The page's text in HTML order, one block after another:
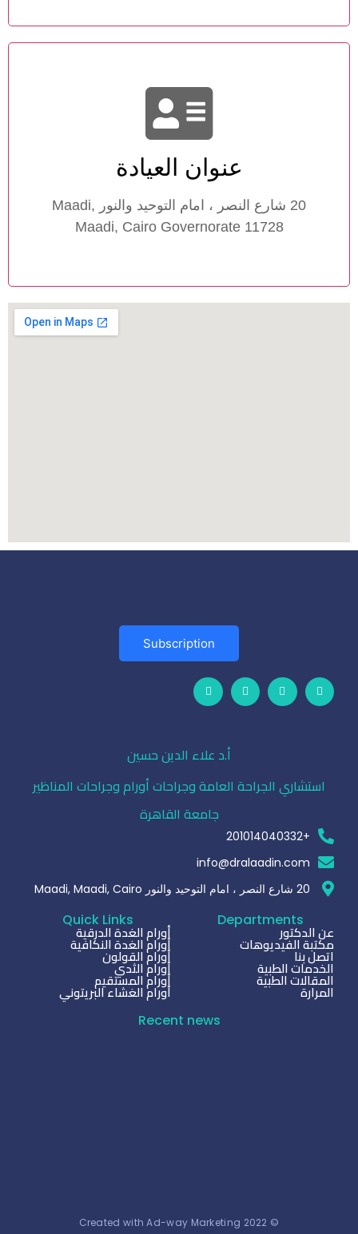
عنوان العيادة
20 شارع النصر ، امام التوحيد والنور Maadi,
Maadi, Cairo Governorate 11728
Subscription
أ.د علاء الدين حسين
استشاري الجراحة العامة وجراحات أورام وجراحات المناظير
جامعة القاهرة
+201014040332
info@dralaadin.com
20 شارع النصر ، امام التوحيد والنور Maadi, Maadi, Cairo
Departments
عن الدكتور
مكتبة الفيديوهات
اتصل بنا
الخدمات الطبية
المقالات الطبية
المرارة
Quick Links
أورام الغدة الدرقية
أورام الغدة النكافية
أورام القولون
أورام الثدي
أورام المستقيم
أورام الغشاء البريتوني
Recent news
© 2022 Created with Ad-way Marketing